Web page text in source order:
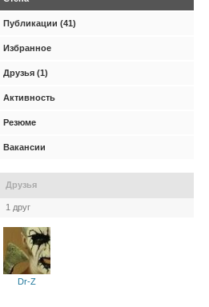
Публикации (41)
Избранное
Друзья (1)
Активность
Резюме
Вакансии
Друзья
1 друг
Dr-Z